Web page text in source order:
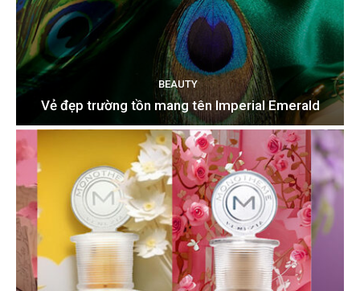
BEAUTY
Vẻ đẹp trường tồn mang tên Imperial Emerald